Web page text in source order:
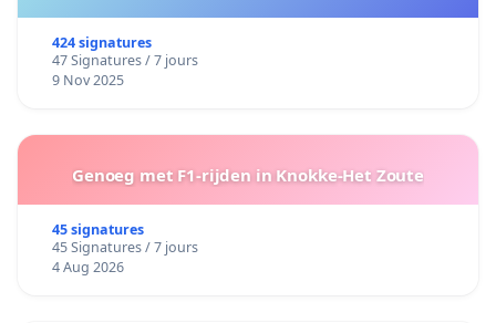
424 signatures
47 Signatures / 7 jours
9 Nov 2025
Genoeg met F1-rijden in Knokke-Het Zoute
45 signatures
45 Signatures / 7 jours
4 Aug 2026